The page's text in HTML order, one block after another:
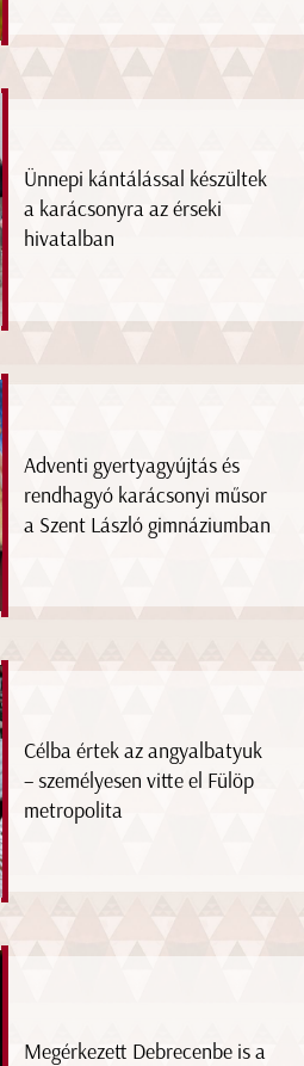
Ünnepi kántálással készültek
a karácsonyra az érseki
hivatalban
Adventi gyertyagyújtás és
rendhagyó karácsonyi műsor
a Szent László gimnáziumban
Célba értek az angyalbatyuk
– személyesen vitte el Fülöp
metropolita
Megérkezett Debrecenbe is a